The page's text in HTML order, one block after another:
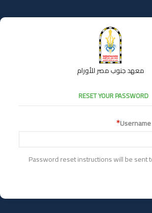
معهد جنوب مصر للأورام
RESET YOUR PASSWORD
Password reset instructions will be sent